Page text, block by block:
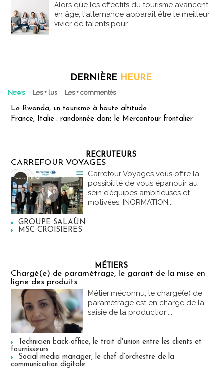
Alors que les effectifs du tourisme avancent
en âge, l'alternance apparaît être le meilleur
vivier de talents pour...
DERNIÈRE HEURE
News Les + lus Les + commentés
Le Rwanda, un tourisme à haute altitude
France, Italie : randonnée dans le Mercantour frontalier
RECRUTEURS
CARREFOUR VOYAGES
Carrefour Voyages vous offre la
possibilité de vous épanouir au
sein d’équipes ambitieuses et
motivées. INORMATION...
GROUPE SALAÜN
MSC CROISIERES
MÉTIERS
Chargé(e) de paramétrage, le garant de la mise en
ligne des produits
Métier méconnu, le chargé(e) de
paramétrage est en charge de la
saisie de la production...
Technicien back-office, le trait d'union entre les clients et
fournisseurs
Social media manager, le chef d’orchestre de la
communication digitale